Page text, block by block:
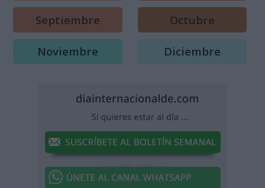
Septiembre Octubre
Noviembre Diciembre